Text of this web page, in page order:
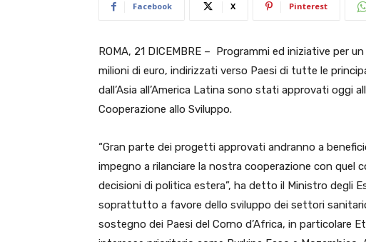
Facebook X Pinterest
ROMA, 21 DICEMBRE – Programmi ed iniziative per
milioni di euro, indirizzati verso Paesi di tutte le
dall’Asia all’America Latina sono stati approvati oggi
Cooperazione allo Sviluppo.
“Gran parte dei progetti approvati andranno a
impegno a rilanciare la nostra cooperazione con quel
decisioni di politica estera”, ha detto il Ministro degli
soprattutto a favore dello sviluppo dei settori
sostegno dei Paesi del Corno d’Africa, in particolare